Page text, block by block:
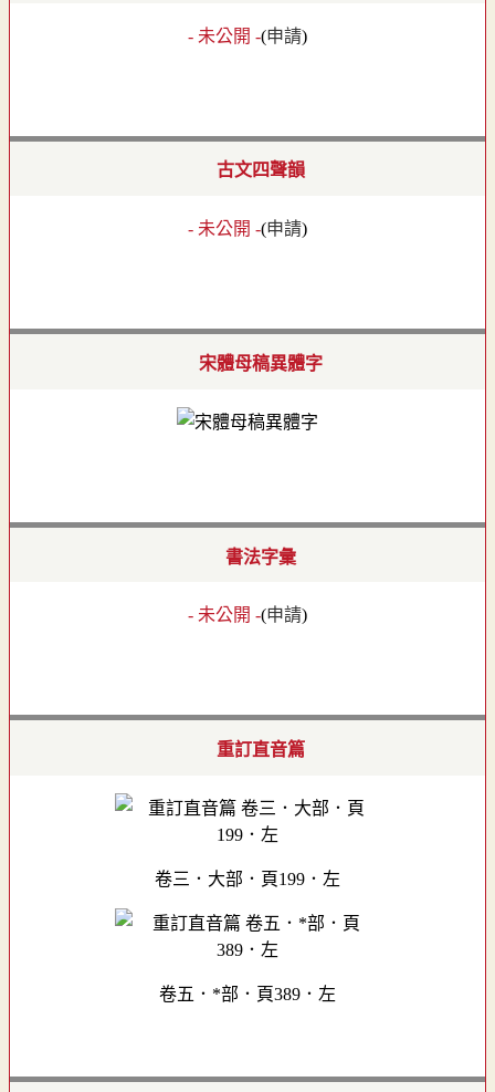
- 未公開 -(申請)
古文四聲韻
- 未公開 -(申請)
宋體母稿異體字
書法字彙
- 未公開 -(申請)
重訂直音篇
卷三．大部．頁199．左
卷五．*部．頁389．左